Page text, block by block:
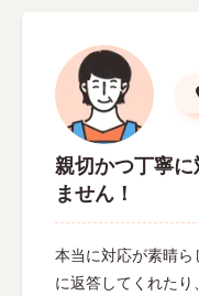
親切かつ丁寧
ません！
本当に対応が素晴
に返答してくれた